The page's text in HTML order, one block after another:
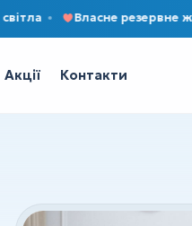
Власне резервне
Акції Контакти